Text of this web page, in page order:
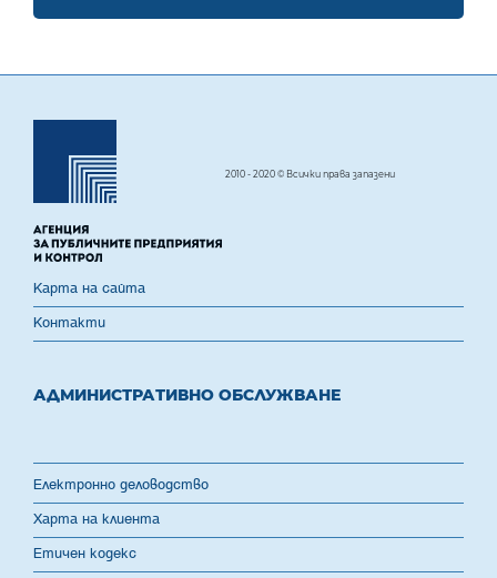
2010 - 2020 © Всички права запазени
Карта на сайта
Контакти
АДМИНИСТРАТИВНО ОБСЛУЖВАНЕ
Електронно деловодство
Харта на клиента
Етичен кодекс